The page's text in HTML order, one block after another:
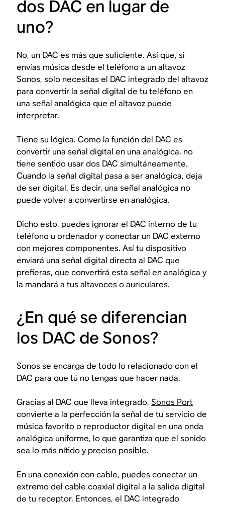
dos DAC en lugar de
uno?
No, un DAC es más que suficiente. Así que, si
envías música desde el teléfono a un altavoz
Sonos, solo necesitas el DAC integrado del altavoz
para convertir la señal digital de tu teléfono en
una señal analógica que el altavoz puede
interpretar.
Tiene su lógica. Como la función del DAC es
convertir una señal digital en una analógica, no
tiene sentido usar dos DAC simultáneamente.
Cuando la señal digital pasa a ser analógica, deja
de ser digital. Es decir, una señal analógica no
puedevolvera convertirse en analógica.
Dicho esto, puedes ignorar el DAC interno de tu
teléfono u ordenador y conectar un DAC externo
con mejores componentes. Así tu dispositivo
enviará una señal digital directa al DAC que
prefieras, que convertirá esta señal en analógica y
la mandará a tus altavoces o auriculares.
¿En qué se diferencian
los DAC de Sonos?
Sonos se encarga de todo lo relacionado con el
DAC para que tú no tengas que hacer nada.
Gracias al DAC que lleva integrado,Sonos Port
convierte a la perfección la señal de tu servicio de
música favorito o reproductor digital en una onda
analógica uniforme, lo que garantiza que el sonido
sea lo más nítido y preciso posible.
En una conexión con cable, puedes conectar un
extremo del cable coaxial digital a la salida digital
de tu receptor. Entonces, el DAC integrado